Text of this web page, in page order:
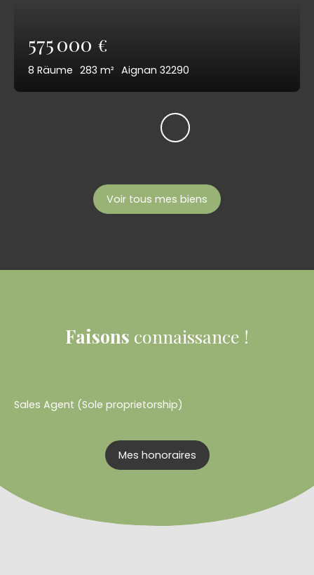
575 000 €
8 Räume 283 m² Aignan 32290
Voir tous mes biens
Faisons connaissance !
Sales Agent (Sole proprietorship)
Mes honoraires